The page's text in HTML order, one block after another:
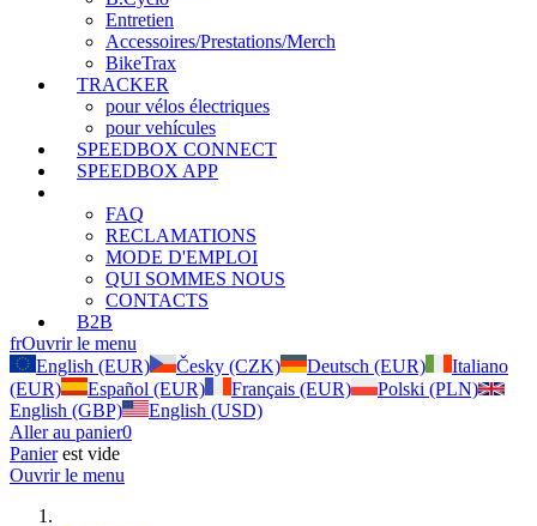
Entretien
Accessoires/Prestations/Merch
BikeTrax
TRACKER
pour vélos électriques
pour vehícules
SPEEDBOX CONNECT
SPEEDBOX APP
FAQ
RECLAMATIONS
MODE D'EMPLOI
QUI SOMMES NOUS
CONTACTS
B2B
frOuvrir le menu
English (EUR)
Česky (CZK) Deutsch (EUR)
Italiano
(EUR)
Español (EUR) Français (EUR)
Polski (PLN)
English (GBP)
English (USD)
Aller au panier0
Panierest vide
Ouvrir le menu